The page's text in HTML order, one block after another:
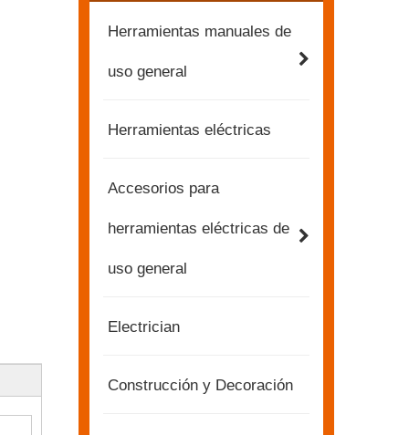
Herramientas manuales de
uso general
Herramientas eléctricas
Accesorios para
herramientas eléctricas de
uso general
Electrician
Construcción y Decoración